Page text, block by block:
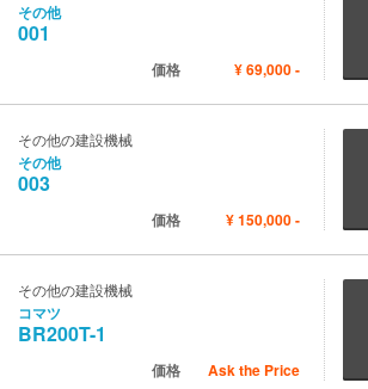
その他
001
価格 ¥69,000-
その他の建設機械
その他
003
価格 ¥150,000-
その他の建設機械
コマツ
BR200T-1
価格 Ask the Price